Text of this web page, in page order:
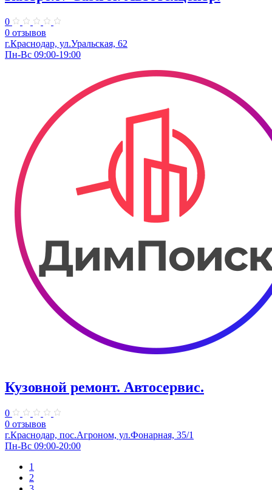
0
0 отзывов
г.Краснодар, ул.Уральская, 62
Пн-Вс 09:00-19:00
Кузовной ремонт. Автосервис.
0
0 отзывов
г.Краснодар, пос.Агроном, ул.Фонарная, 35/1
Пн-Вс 09:00-20:00
1
2